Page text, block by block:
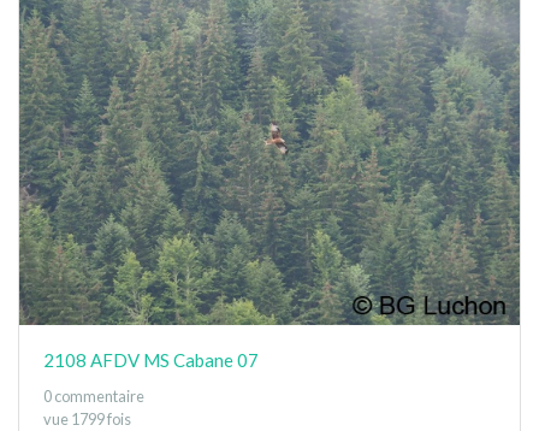
2108 AFDV MS Cabane 07
0 commentaire
vue 1799 fois